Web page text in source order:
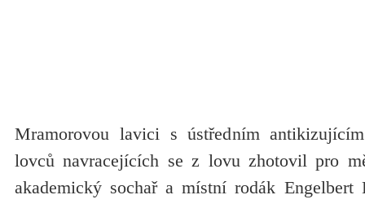
Mramorovou lavici s ústředním
lovců navracejících se z lovu zhotovil pro
akademický sochař a místní rodák